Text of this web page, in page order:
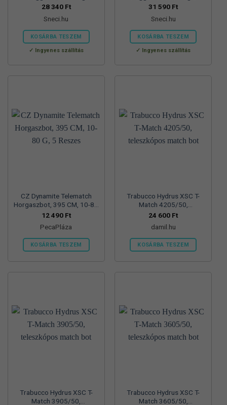
28 340 Ft
Sneci.hu
KOSÁRBA TESZEM
Ingyenes szállítás
részes match bot
31 590 Ft
Sneci.hu
KOSÁRBA TESZEM
Ingyenes szállítás
CZ Dynamite Telematch
Horgaszbot, 395 CM, 10-80
G, 5 Reszes
12 490 Ft
PecaPláza
KOSÁRBA TESZEM
van.
A
változatok
a
Trabucco Hydrus XSC T-
Match 4205/50,
teleszkópos match bot
24 600 Ft
damil.hu
KOSÁRBA TESZEM
Trabucco Hydrus XSC T-
Match 3905/50,
Trabucco Hydrus XSC T-
Match 3605/50,